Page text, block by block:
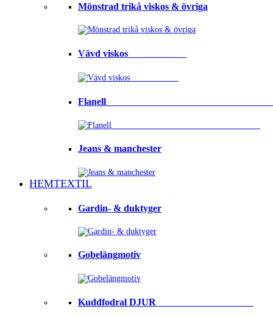
Mönstrad trikå viskos & övriga
Vävd viskos⠀⠀⠀⠀⠀⠀⠀⠀
Flanell
Jeans & manchester
HEMTEXTIL
Gardin- & duktyger
Gobelängmotiv
Kuddfodral DJUR ⠀⠀⠀⠀⠀⠀⠀⠀⠀⠀⠀⠀⠀